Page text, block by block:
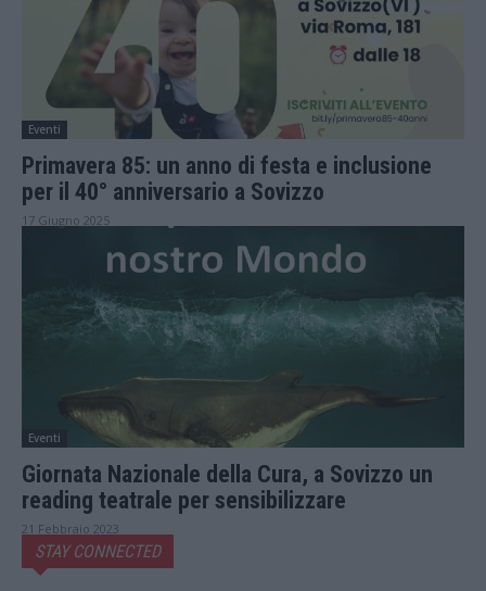
Eventi
Primavera 85: un anno di festa e inclusione
per il 40° anniversario a Sovizzo
17 Giugno 2025
Eventi
Giornata Nazionale della Cura, a Sovizzo un
reading teatrale per sensibilizzare
21 Febbraio 2023
STAY CONNECTED